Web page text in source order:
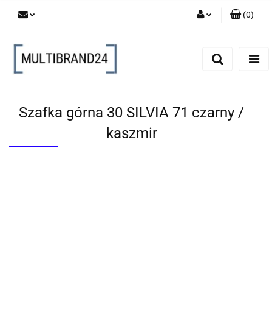
(0)
Szafka górna 30 SILVIA 71 czarny /
kaszmir